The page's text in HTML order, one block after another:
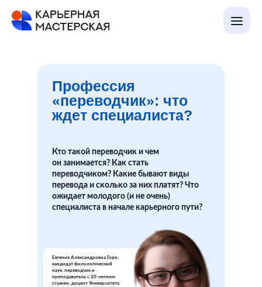
Профессия
«переводчик»: что
ждет специалиста?
Кто такой переводчик и чем
он занимается? Как стать
переводчиком? Какие бывают виды
перевода и сколько за них платят? Что
ожидает молодого (и не очень)
специалиста в начале карьерного пути?
Евгения Александровна Горн,
кандидат филологический
наук, переводчик и
преподаватель с 20-летним
стажем, доцент Университета